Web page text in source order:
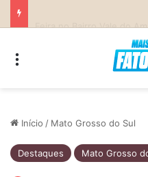
Início / Mato Grosso do Sul
Destaques Mato Grosso